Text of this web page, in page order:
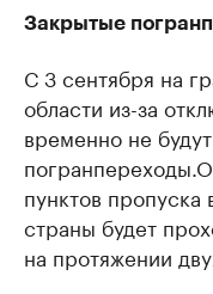
Закрытые
С 3 сентября на
области из-за
временно не
пунктов
страны будет
на протяжении